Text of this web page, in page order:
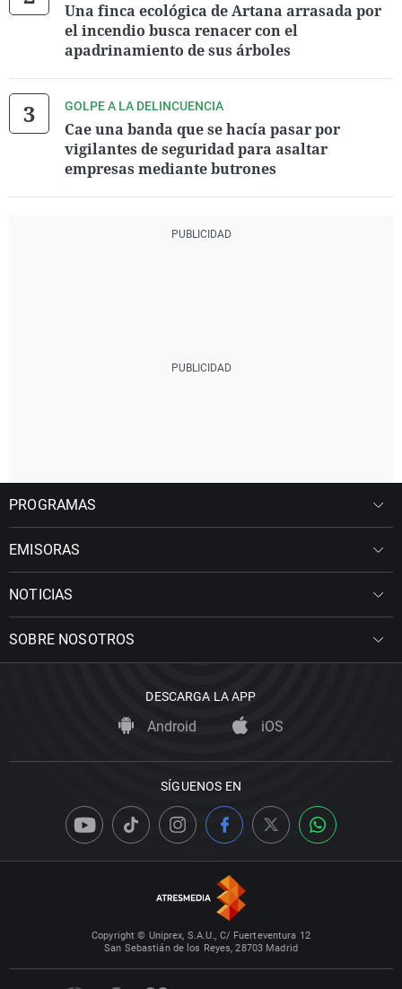
Una finca ecológica de Artana arrasada por
el incendio busca renacer con el
apadrinamiento de sus árboles
GOLPE A LA DELINCUENCIA
Cae una banda que se hacía pasar por
vigilantes de seguridad para asaltar
empresas mediante butrones
PROGRAMAS
EMISORAS
NOTICIAS
SOBRE NOSOTROS
DESCARGA LA APP
Android iOS
SÍGUENOS EN
Copyright © Uniprex, S.A.U., C/ Fuerteventura 12
San Sebastián de los Reyes, 28703 Madrid